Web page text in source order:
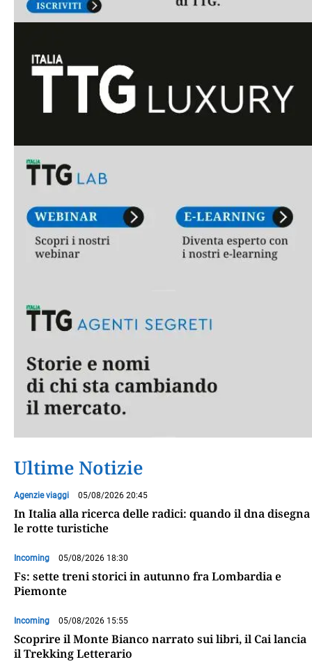
Ultime Notizie
Agenzie viaggi 05/08/2026 20:45
In Italia alla ricerca delle radici: quando il dna disegna
le rotte turistiche
Incoming 05/08/2026 18:30
Fs: sette treni storici in autunno fra Lombardia e
Piemonte
Incoming 05/08/2026 15:55
Scoprire il Monte Bianco narrato sui libri, il Cai lancia
il Trekking Letterario